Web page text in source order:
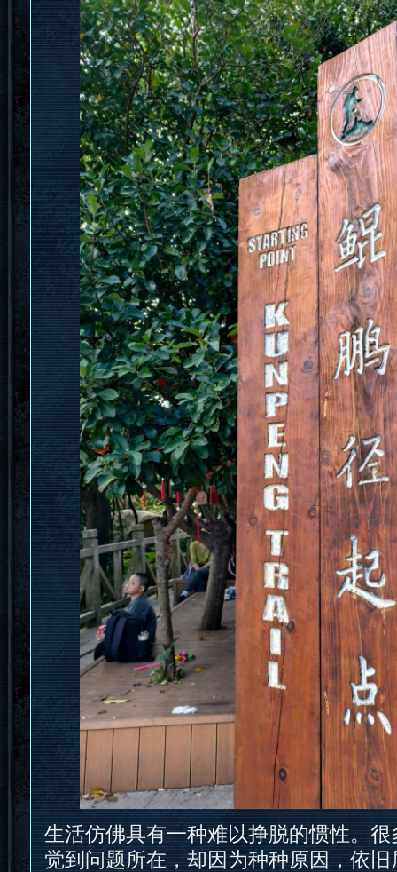
生活仿佛具有一种难以挣脱的惯性。
觉到问题所在，却因为种种原因，依